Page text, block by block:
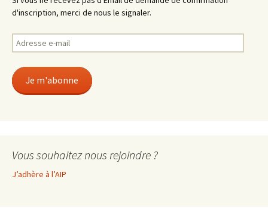
d'inscription, merci de nous le signaler.
Adresse
e-
Je m'abonne
Vous souhaitez nous rejoindre ?
J’adhère à l’AIP